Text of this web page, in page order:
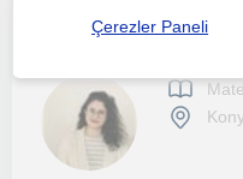
Uygun fiyatlı online
Çerezler Paneli